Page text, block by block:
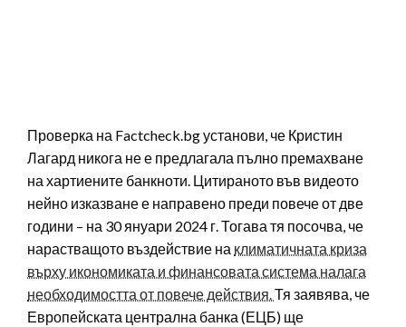
Проверка на Factcheck.bg установи, че Кристин
Лагард никога не е предлагала пълно премахване
на хартиените банкноти. Цитираното във видеото
нейно изказване е направено преди повече от две
години – на 30 януари 2024 г. Тогава тя посочва, че
нарастващото въздействие на климатичната криза
върху икономиката и финансовата система налага
необходимостта от повече действия.Тя заявява, че
Европейската централна банка (ЕЦБ) ще